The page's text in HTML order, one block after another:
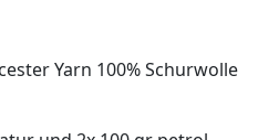
Yarn 100% Schurwolle